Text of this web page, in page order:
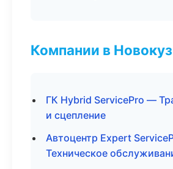
Компании в
ГК Hybrid ServicePro —
и сцепление
Автоцентр Expert
Техническое